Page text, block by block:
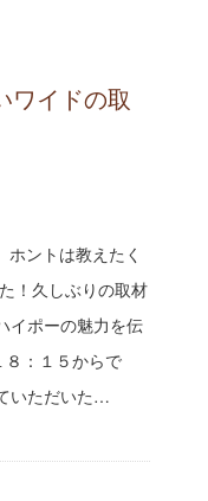
ワイドの取
ントは教えたく
！久しぶりの取材
イポーの魅力を伝
：１５からで
いただいた…